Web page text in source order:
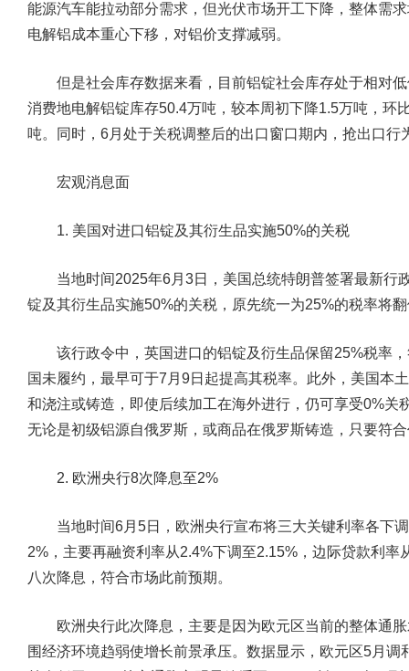
能源汽车能拉动部分需求，但光伏市场开工下降，整体需
电解铝成本重心下移，对铝价支撑减弱。
但是社会库存数据来看，目前铝锭社会库存处于相对低
消费地电解铝锭库存50.4万吨，较本周初下降1.5万吨，环
吨。同时，6月处于关税调整后的出口窗口期内，抢出口行
宏观消息面
1. 美国对进口铝锭及其衍生品实施50%的关税
当地时间2025年6月3日，美国总统特朗普签署最新行
锭及其衍生品实施50%的关税，原先统一为25%的税率将
该行政令中，英国进口的铝锭及衍生品保留25%税率，
国未履约，最早可于7月9日起提高其税率。此外，美国本
和浇注或铸造，即使后续加工在海外进行，仍可享受0%关
无论是初级铝源自俄罗斯，或商品在俄罗斯铸造，只要符
2. 欧洲央行8次降息至2%
当地时间6月5日，欧洲央行宣布将三大关键利率各下调
2%，主要再融资利率从2.4%下调至2.15%，边际贷款利
八次降息，符合市场此前预期。
欧洲央行此次降息，主要是因为欧元区当前的整体通胀
围经济环境趋弱使增长前景承压。数据显示，欧元区5月